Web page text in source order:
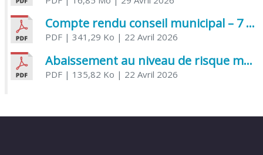
Compte rendu conseil municipal – 7 avril 2026
PDF| 341,29 Ko | 22 Avril 2026
Abaissement au niveau de risque modéré de l’Influenza aviaire
PDF| 135,82 Ko | 22 Avril 2026